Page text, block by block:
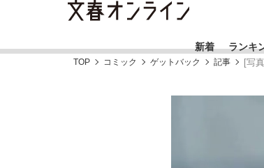
新着 ランキ
お
TOP コミック ゲットバック 記事 [写